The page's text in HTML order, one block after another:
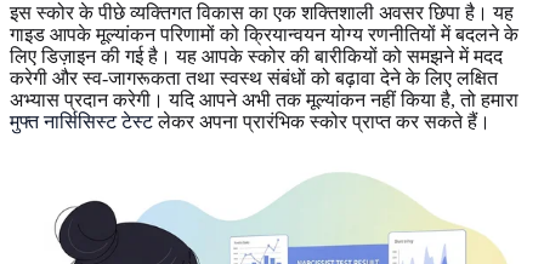
इस स्कोर के पीछे व्यक्तिगत विकास का एक शक्तिशाली अवसर छिपा है। यह
गाइड आपके मूल्यांकन परिणामों को क्रियान्वयन योग्य रणनीतियों में बदलने के
लिए डिज़ाइन की गई है। यह आपके स्कोर की बारीकियों को समझने में मदद
करेगी और स्व-जागरूकता तथा स्वस्थ संबंधों को बढ़ावा देने के लिए लक्षित
अभ्यास प्रदान करेगी। यदि आपने अभी तक मूल्यांकन नहीं किया है, तो हमारा
मुफ्त नार्सिसिस्ट टेस्टलेकर अपना प्रारंभिक स्कोर प्राप्त कर सकते हैं।